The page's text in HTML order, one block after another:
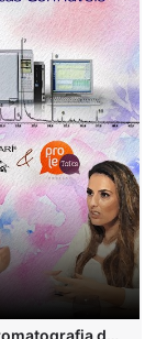
QUINARÍ - Cromatografia de Óleos Essenciais, ABRAROMA e Marcas Confiáveis